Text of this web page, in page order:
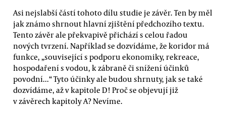
Asi nejslabší částí tohoto dílu studie je závěr. Ten by měl
jak známo shrnout hlavní zjištění předchozího textu.
Tento závěr ale překvapivě přichází s celou řadou
nových tvrzení. Například se dozvídáme, že koridor má
funkce, „související s podporu ekonomiky, rekreace,
hospodaření s vodou, k zábraně či snížení účinků
povodní...“ Tyto účinky ale budou shrnuty, jak se také
dozvídáme, až v kapitole D! Proč se objevují již
v závěrech kapitoly A? Nevíme.